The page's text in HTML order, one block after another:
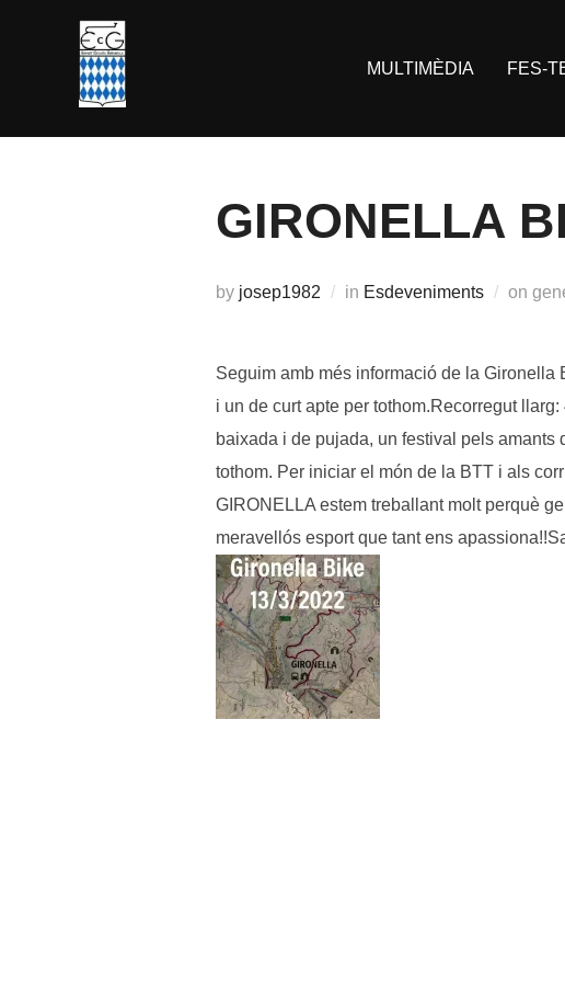
MULTIMÈDIA FES-
GIRONELLA
by josep1982 in Esdeveniments on
Seguim amb més informació de la
i un de curt apte per tothom.Recorregut
baixada i de pujada, un festival pels
tothom. Per iniciar el món de la BTT i als
GIRONELLA estem treballant molt perquè
meravellós esport que tant ens